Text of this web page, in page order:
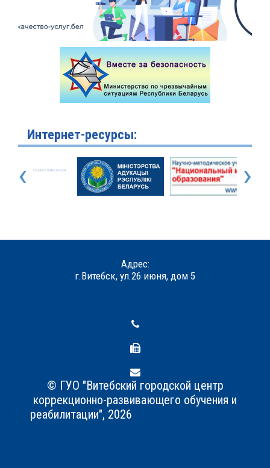
Интернет-ресурсы:
‹ ›
Адрес:
г.Витебск, ул.26 июня, дом 5
© ГУО "Витебский городской центр
коррекционно-развивающего обучения и
реабилитации", 2026